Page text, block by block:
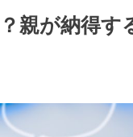
親が納得す